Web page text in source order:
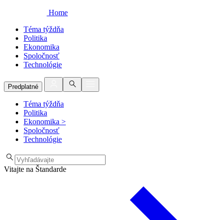
Home
Téma týždňa
Politika
Ekonomika
Spoločnosť
Technológie
Predplatné
Téma týždňa
Politika
Ekonomika >
Spoločnosť
Technológie
Vitajte na Štandarde